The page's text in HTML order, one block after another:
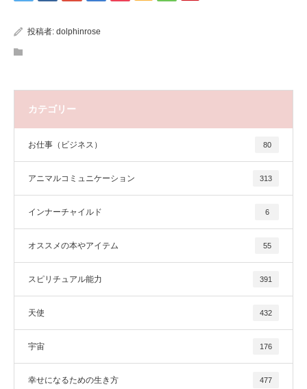
投稿者: dolphinrose
カテゴリー
お仕事（ビジネス） 80
アニマルコミュニケーション 313
インナーチャイルド 6
オススメの本やアイテム 55
スピリチュアル能力 391
天使 432
宇宙 176
幸せになるための生き方 477